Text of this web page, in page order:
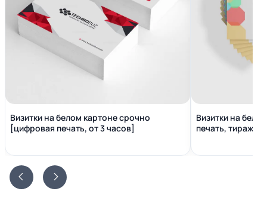
Визитки на белом картоне срочно
[цифровая печать, от 3 часов]
Визитки на
печать, тираж